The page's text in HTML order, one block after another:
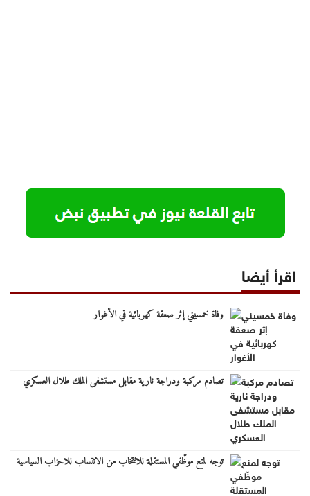
اقرأ أيضا
وفاة خمسيني إثر صعقة كهربائية في الأغوار
تصادم مركبة ودراجة نارية مقابل مستشفى الملك طلال العسكري
توجه لمنع موظّفي المستقلة للانتخاب من الانتساب للاحزاب السياسية